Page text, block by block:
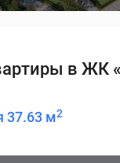
в ЖК
37.63 м2